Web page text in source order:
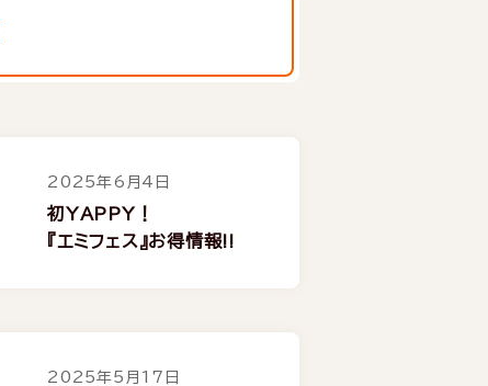
2025年6月4日
初YAPPY！
『エミフェス』お得情報!!
2025年5月17日